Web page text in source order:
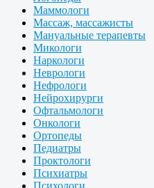
Маммологи
Массаж, массажисты
Мануальные терапевты
Микологи
Наркологи
Неврологи
Нефрологи
Нейрохирурги
Офтальмологи
Онкологи
Ортопеды
Педиатры
Проктологи
Психиатры
Психологи